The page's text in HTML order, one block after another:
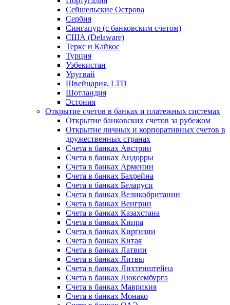
Сейшельские Острова
Сербия
Сингапур (c банковским счетом)
США (Delaware)
Теркс и Кайкос
Турция
Узбекистан
Уругвай
Швейцария, LTD
Шотландия
Эстония
Открытие счетов в банках и платежных системах
Открытие банковских счетов за рубежом
Открытие личных и корпоративных счетов в
дружественных странах
Счета в банках Австрии
Счета в банках Андорры
Счета в банках Армении
Счета в банках Бахрейна
Счета в банках Беларуси
Счета в банках Великобритании
Счета в банках Венгрии
Счета в банках Казахстана
Счета в банках Кипра
Счета в банках Киргизии
Счета в банках Китая
Счета в банках Латвии
Счета в банках Литвы
Счета в банках Лихтенштейна
Счета в банках Люксембурга
Счета в банках Маврикия
Счета в банках Монако